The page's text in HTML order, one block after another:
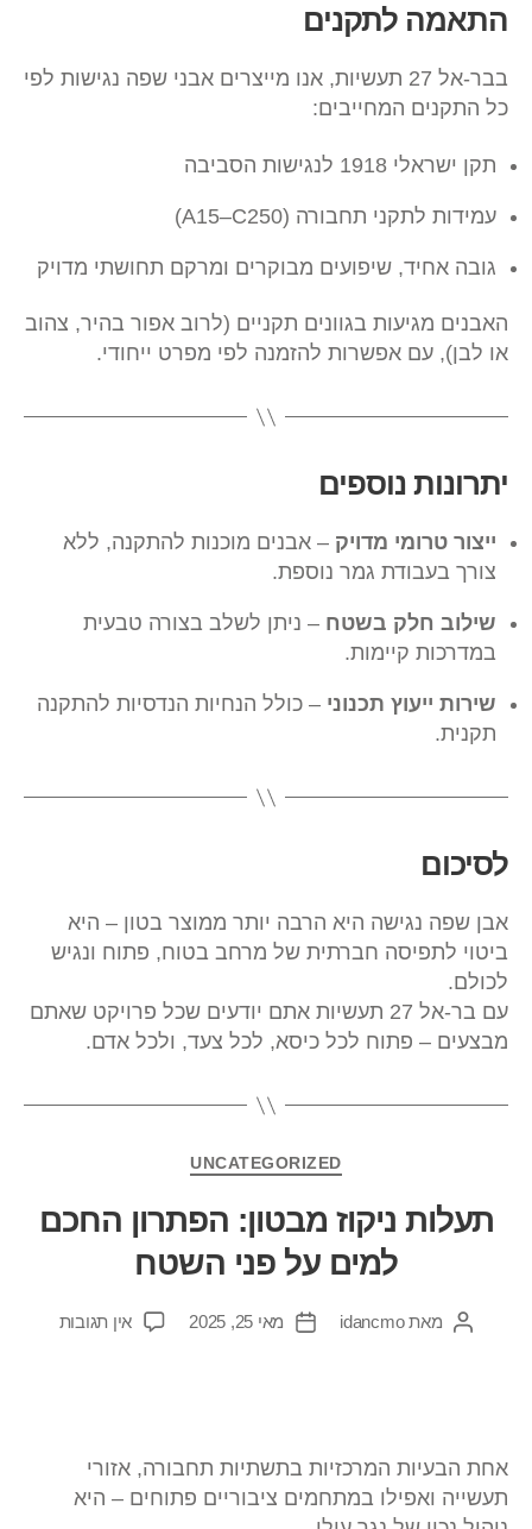
התאמה לתקנים
בבר-אל 27 תעשיות, אנו מייצרים אבני שפה נגישות לפי
כל התקנים המחייבים:
תקן ישראלי 1918 לנגישות הסביבה
עמידות לתקני תחבורה (A15–C250)
גובה אחיד, שיפועים מבוקרים ומרקם תחושתי מדויק
האבנים מגיעות בגוונים תקניים (לרוב אפור בהיר, צהוב
או לבן), עם אפשרות להזמנה לפי מפרט ייחודי.
יתרונות נוספים
ייצור טרומי מדויק – אבנים מוכנות להתקנה, ללא
צורך בעבודת גמר נוספת.
שילוב חלק בשטח – ניתן לשלב בצורה טבעית
במדרכות קיימות.
שירות ייעוץ תכנוני – כולל הנחיות הנדסיות להתקנה
תקנית.
לסיכום
אבן שפה נגישה היא הרבה יותר ממוצר בטון – היא
ביטוי לתפיסה חברתית של מרחב בטוח, פתוח ונגיש
לכולם.
עם בר-אל 27 תעשיות אתם יודעים שכל פרויקט שאתם
מבצעים – פתוח לכל כיסא, לכל צעד, ולכל אדם.
UNCATEGORIZED
תעלות ניקוז מבטון: הפתרון החכם
למים על פני השטח
מאתidancmo מאי 25, 2025 אין תגובות
אחת הבעיות המרכזיות בתשתיות תחבורה, אזורי
תעשייה ואפילו במתחמים ציבוריים פתוחים – היא